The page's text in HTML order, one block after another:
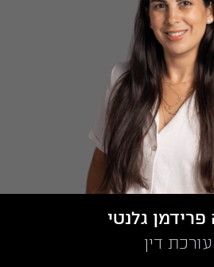
פרידמן גלנטי
עורכת דין